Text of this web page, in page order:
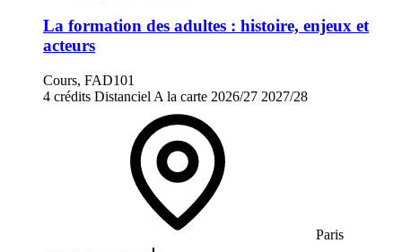
La formation des adultes : histoire, enjeux et
acteurs
Cours, FAD101
4 crédits Distanciel A la carte 2026/27 2027/28
Paris